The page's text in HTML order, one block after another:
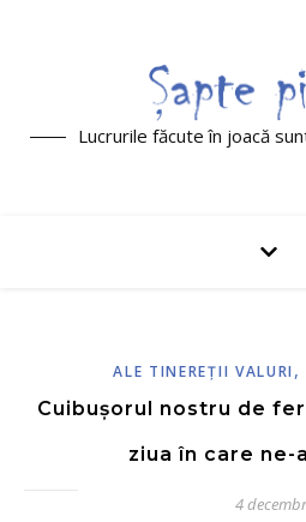
Lucrurile făcute în joacă
ALE TINEREŢII VALURI
Cuibușorul nostru de
ziua în care ne-
4